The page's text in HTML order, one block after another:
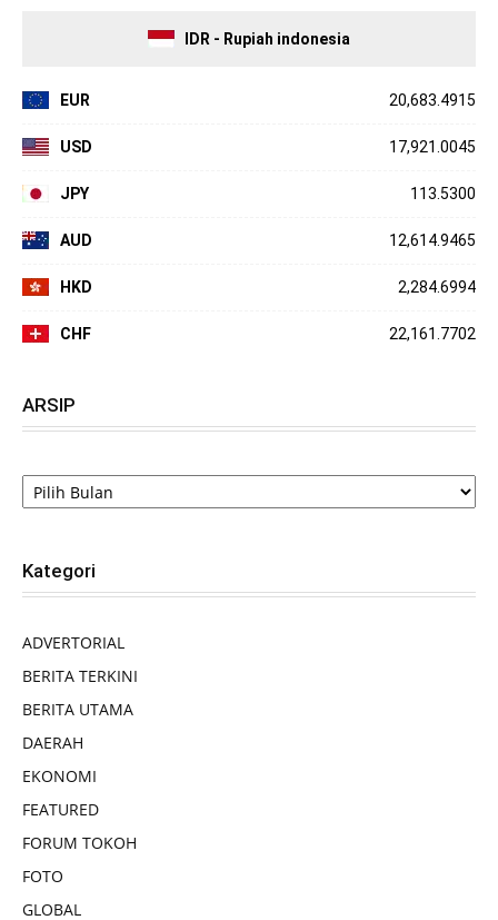
IDR - Rupiah indonesia
EUR 20,683.4915
USD 17,921.0045
JPY 113.5300
AUD 12,614.9465
HKD 2,284.6994
CHF 22,161.7702
ARSIP
ARSIP
Kategori
ADVERTORIAL
BERITA TERKINI
BERITA UTAMA
DAERAH
EKONOMI
FEATURED
FORUM TOKOH
FOTO
GLOBAL